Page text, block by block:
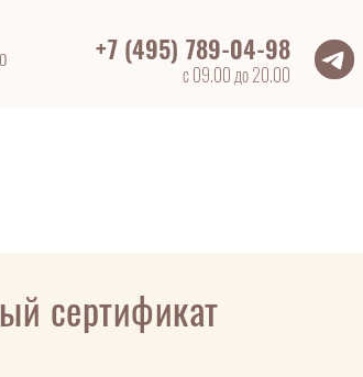
+7 (495) 789-04-98
с 09.00 до 20.00
сертификат